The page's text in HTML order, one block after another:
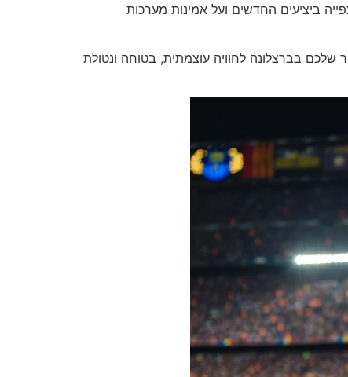
ביציעים החדשים ועל אמינות מערכות
בברצלונה לחוויה עוצמתית, בטוחה ונטולת